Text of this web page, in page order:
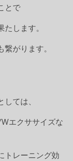
とで
します。
がります。
ては、
エクササイズな
トレーニング効